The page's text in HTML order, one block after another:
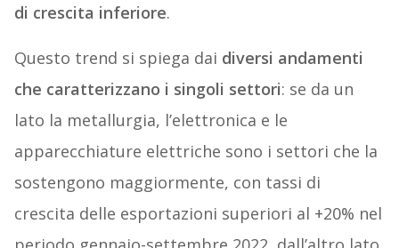
di crescita inferiore.
Questo trend si spiega dai diversi andamenti
che caratterizzano i singoli settori: se da un
lato la metallurgia, l’elettronica e le
apparecchiature elettriche sono i settori che la
sostengono maggiormente, con tassi di
crescita delle esportazioni superiori al +20% nel